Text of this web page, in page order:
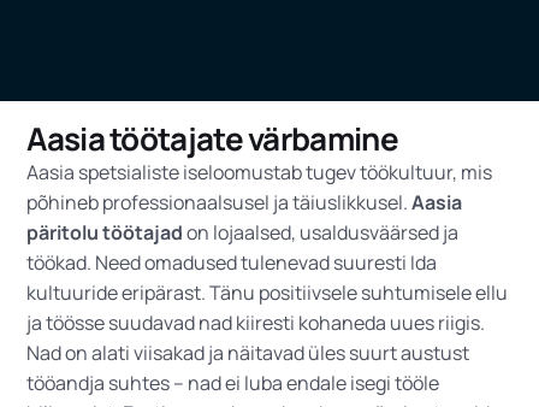
Aasia töötajate värbamine
Aasia spetsialiste iseloomustab tugev töökultuur, mis
põhineb professionaalsusel ja täiuslikkusel.Aasia
päritolu töötajadon lojaalsed, usaldusväärsed ja
töökad. Need omadused tulenevad suuresti Ida
kultuuride eripärast. Tänu positiivsele suhtumisele ellu
ja töösse suudavad nad kiiresti kohaneda uues riigis.
Nad on alati viisakad ja näitavad üles suurt austust
tööandja suhtes – nad ei luba endale isegi tööle